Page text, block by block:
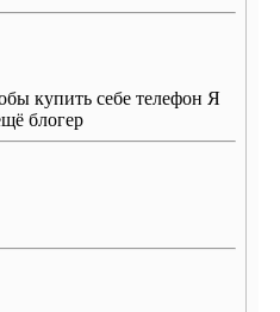
купить себе телефон Я
блогер